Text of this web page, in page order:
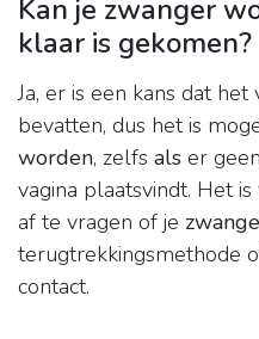
Kan je zwanger
klaar is gekomen?
Ja, er is een kans dat
bevatten, dus het is
worden, zelfs als er
vagina plaatsvindt. Het
af te vragen of je
terugtrekkingsmethode
contact.